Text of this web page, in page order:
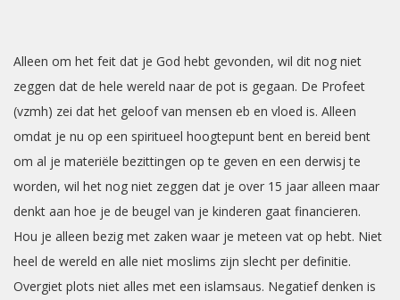
Alleen om het feit dat je God hebt gevonden, wil dit nog niet
zeggen dat de hele wereld naar de pot is gegaan. De Profeet
(vzmh) zei dat het geloof van mensen eb en vloed is. Alleen
omdat je nu op een spiritueel hoogtepunt bent en bereid bent
om al je materiële bezittingen op te geven en een derwisj te
worden, wil het nog niet zeggen dat je over 15 jaar alleen maar
denkt aan hoe je de beugel van je kinderen gaat financieren.
Hou je alleen bezig met zaken waar je meteen vat op hebt. Niet
heel de wereld en alle niet moslims zijn slecht per definitie.
Overgiet plots niet alles met een islamsaus. Negatief denken is